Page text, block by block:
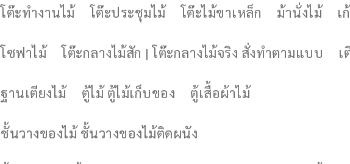
โต๊ะทำงานไม้ โต๊ะประชุมไม้ โต๊ะไม้ขาเหล็ก ม้านั่งไม้ เ
โซฟาไม้ โต๊ะกลางไม้สัก | โต๊ะกลางไม้จริง สั่งทำตามแบบ เ
ฐานเตียงไม้ ตู้ไม้ ตู้ไม้เก็บของ ตู้เสื้อผ้าไม้
ชั้นวางของไม้ ชั้นวางของไม้ติดผนัง